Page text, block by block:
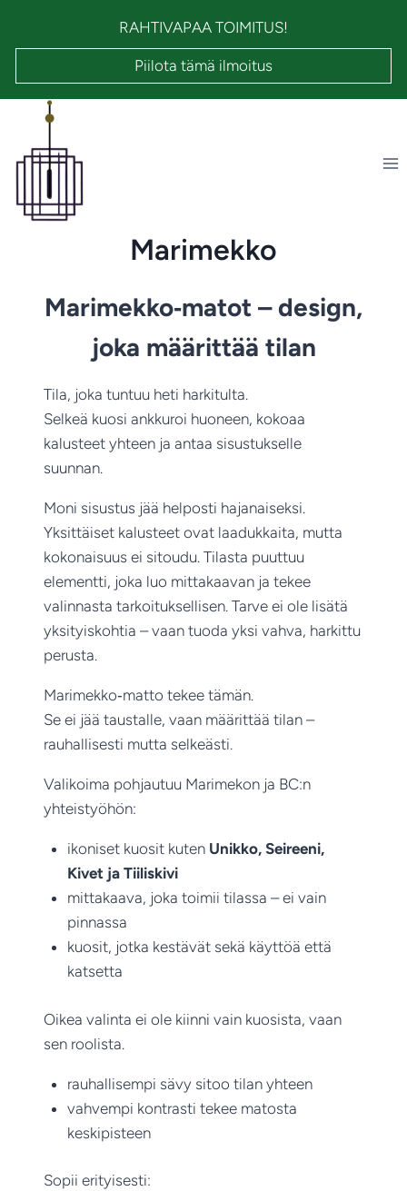
RAHTIVAPAA TOIMITUS!
Piilota tämä ilmoitus
Marimekko
Marimekko‑matot – design,
joka määrittää tilan
Tila, joka tuntuu heti harkitulta.
Selkeä kuosi ankkuroi huoneen, kokoaa
kalusteet yhteen ja antaa sisustukselle
suunnan.
Moni sisustus jää helposti hajanaiseksi.
Yksittäiset kalusteet ovat laadukkaita, mutta
kokonaisuus ei sitoudu. Tilasta puuttuu
elementti, joka luo mittakaavan ja tekee
valinnasta tarkoituksellisen. Tarve ei ole lisätä
yksityiskohtia – vaan tuoda yksi vahva, harkittu
perusta.
Marimekko‑matto tekee tämän.
Se ei jää taustalle, vaan määrittää tilan –
rauhallisesti mutta selkeästi.
Valikoima pohjautuu Marimekon ja BC:n
yhteistyöhön:
ikoniset kuosit kuten Unikko, Seireeni,
Kivet ja Tiiliskivi
mittakaava, joka toimii tilassa – ei vain
pinnassa
kuosit, jotka kestävät sekä käyttöä että
katsetta
Oikea valinta ei ole kiinni vain kuosista, vaan
sen roolista.
rauhallisempi sävy sitoo tilan yhteen
vahvempi kontrasti tekee matosta
keskipisteen
Sopii erityisesti: